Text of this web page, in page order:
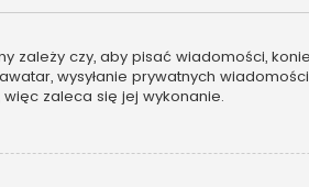
zależy czy, aby pisać wiadomości,
wysyłanie prywatnych
zaleca się jej wykonanie.